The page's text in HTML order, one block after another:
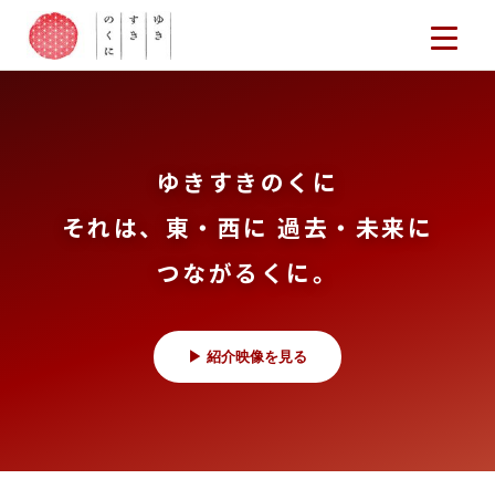
ゆきすきのくに
それは、東・西に 過去・未来に
つながるくに。
▶ 紹介映像を見る